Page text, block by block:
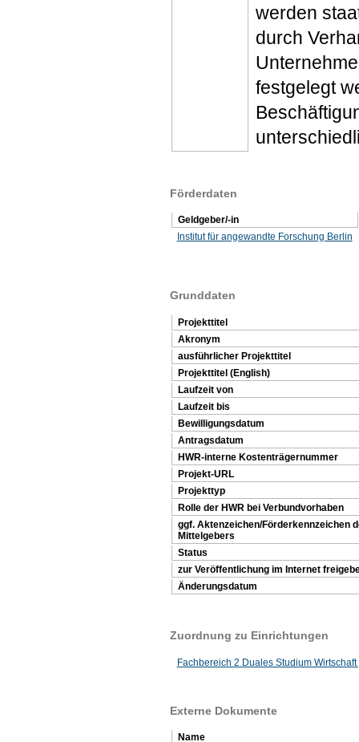
werden
durch
festgelegt
Förderdaten
Geldgeber/-in
Institut für angewandte Forschung Berlin
Grunddaten
Projekttitel
Akronym
ausführlicher Projekttitel
Projekttitel (English)
Laufzeit von
Laufzeit bis
Bewilligungsdatum
Antragsdatum
HWR-interne Kostenträgernummer
Projekt-URL
Projekttyp
Rolle der HWR bei Verbundvorhaben
ggf. Aktenzeichen/Förderkennzeichen
Mittelgebers
Status
zur Veröffentlichung im Internet
Änderungsdatum
Zuordnung zu Einrichtungen
Fachbereich 2 Duales Studium Wirtschaft
Externe Dokumente
Name